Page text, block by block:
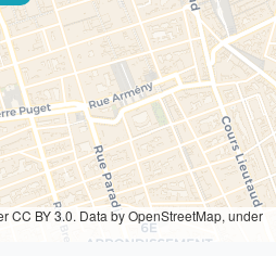
CC BY 3.0. Data by OpenStreetMap, under